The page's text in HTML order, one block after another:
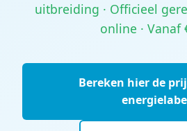
uitbreiding · Officieel
online · Vanaf
Bereken hier de